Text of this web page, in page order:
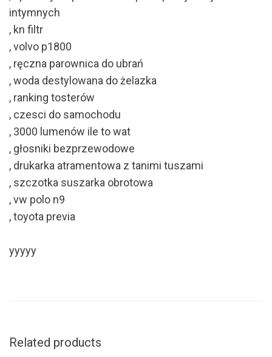
intymnych
, kn filtr
, volvo p1800
, ręczna parownica do ubrań
, woda destylowana do żelazka
, ranking tosterów
, czesci do samochodu
, 3000 lumenów ile to wat
, głosniki bezprzewodowe
, drukarka atramentowa z tanimi tuszami
, szczotka suszarka obrotowa
, vw polo n9
, toyota previa
yyyyy
Related products